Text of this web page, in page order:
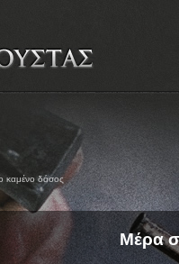
καμένο δάσος
Μέρα